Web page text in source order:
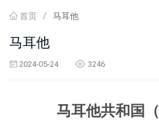
首页 / 马耳他
马耳他
2024-05-24 3246
马耳他共和国（